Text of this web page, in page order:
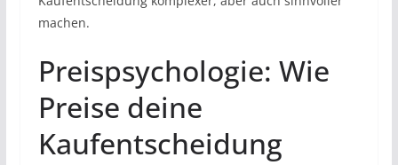
machen.
Preispsychologie: Wie
Preise deine
Kaufentscheidung